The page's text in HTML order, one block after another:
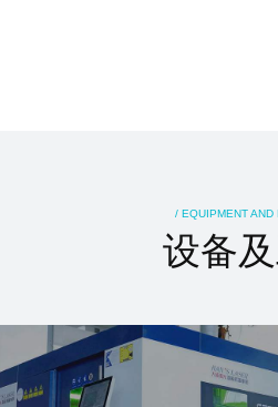
/ EQUIPMENT AND
设备